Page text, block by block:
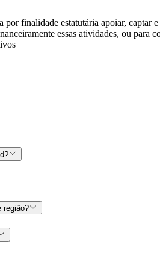
finalidade estatutária apoiar,
essas atividades, ou para
região?